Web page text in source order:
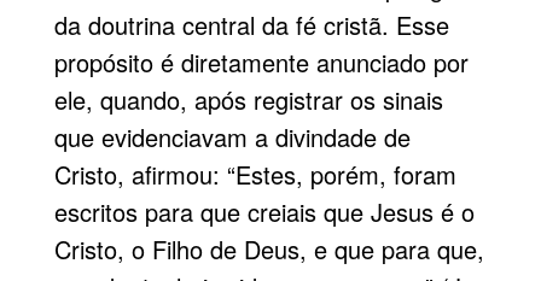
da doutrina central da fé cristã. Esse
propósito é diretamente anunciado por
ele, quando, após registrar os sinais
que evidenciavam a divindade de
Cristo, afirmou: “Estes, porém, foram
escritos para que creiais que Jesus é o
Cristo, o Filho de Deus, e que para que,